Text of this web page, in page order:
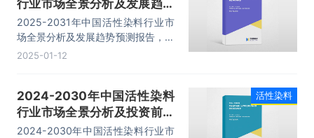
行业市场全景分析及发展趋势
预测报告
2025-2031年中国活性染料行业市
场全景分析及发展趋势预测报告，主
要包括国内竞争分析、行业上、下游
2025-01-12
2024-2030年中国活性染料
行业市场全景分析及投资前景
展望报告
2024-2030年中国活性染料行业市
活性染料